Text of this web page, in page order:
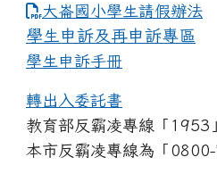
link to https://
大崙國小學生請假辦法
學生申訴及再申訴專區
學生申訴手冊
轉出入委託書
教育部反霸凌專線「1953」
本市反霸凌專線為「0800-